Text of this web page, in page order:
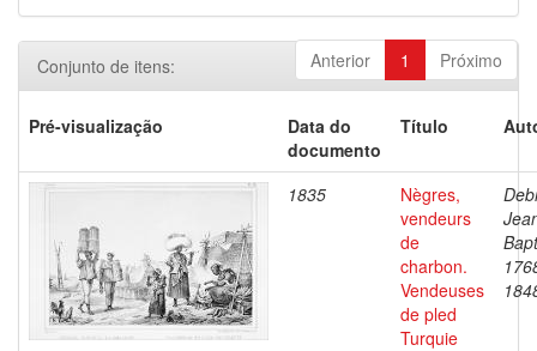
Anterior 1 Próximo
Conjunto de itens:
Pré-visualização
Data do
documento
Título
1835
Nègres,
vendeurs
de
charbon.
Vendeuses
de pled
Turquie